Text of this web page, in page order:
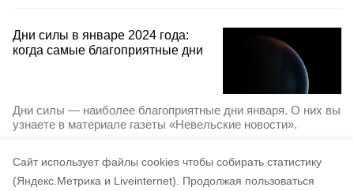
Cайт использует файлы cookies чтобы собирать статистику
(Яндекс.Метрика и Liveinternet).
Продолжая пользоваться
Дни силы в январе 2024 года:
когда самые благоприятные дни
Дни силы — наиболее благоприятные дни января. О них вы
узнаете в материале газеты «Невельские новости».